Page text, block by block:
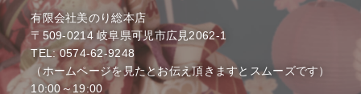
有限会社美のり総本店
〒509-0214 岐阜県可児市広見2062-1
TEL: 0574-62-9248
（ホームページを見たとお伝え頂きますとスムーズです）
10:00～19:00